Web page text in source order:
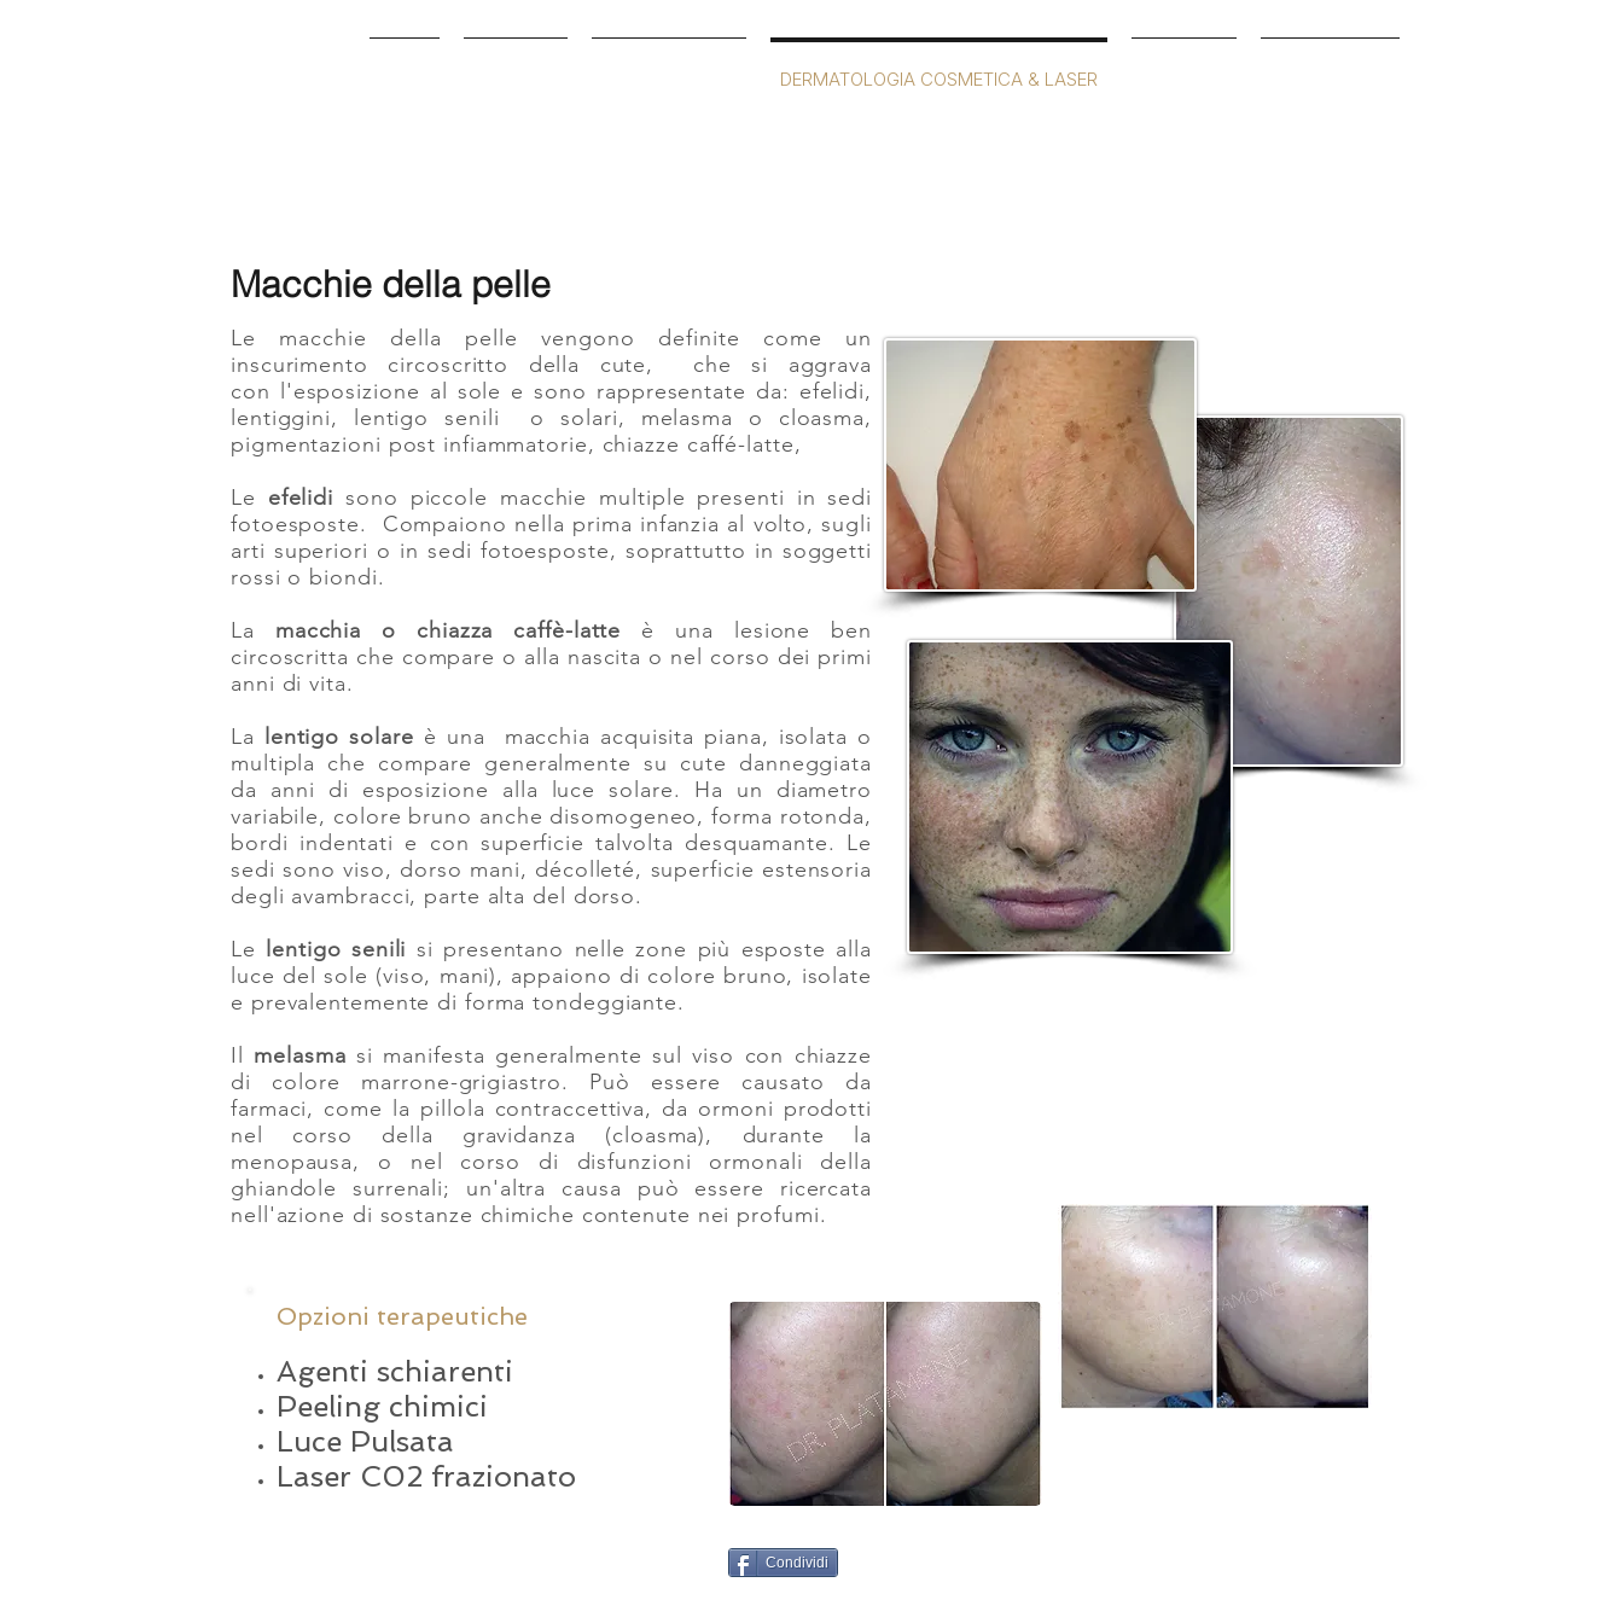
DERMATOLOGIA COSMETICA & LASER
Macchie della pelle
Le macchie della pelle vengono definite come un
inscurimento circoscritto della cute, che si aggrava
con l'esposizione al sole e sono rappresentate da: efelidi,
lentiggini, lentigo senili o solari, melasma o cloasma,
pigmentazioni post infiammatorie, chiazze caffé-latte,
Le efelidi sono piccole macchie multiple presenti in sedi
fotoesposte. Compaiono nella prima infanzia al volto, sugli
arti superiori o in sedi fotoesposte, soprattutto in soggetti
rossi o biondi.
La macchia o chiazza caffè-latte è una lesione ben
circoscritta che compare o alla nascita o nel corso dei primi
anni di vita.
La
lentigo solare è una macchia acquisita piana, isolata o
multipla che compare generalmente su cute danneggiata
da anni di esposizione alla luce solare. Ha un diametro
variabile, colore bruno anche disomogeneo, forma rotonda,
bordi indentati e con superficie talvolta desquamante. Le
sedi sono viso, dorso mani, décolleté, superficie estensoria
degli avambracci, parte alta del dorso.
Le
lentigo senili si presentano nelle zone più esposte alla
luce del sole (viso, mani), appaiono di colore bruno, isolate
e prevalentemente di forma tondeggiante.
Il melasma si manifesta generalmente sul viso con chiazze
di colore marrone-grigiastro. Può essere causato da
farmaci, come la pillola contraccettiva, da ormoni prodotti
nel corso della gravidanza (cloasma), durante la
menopausa, o nel corso di disfunzioni ormonali della
ghiandole surrenali; un'altra causa può essere ricercata
nell'azione di sostanze chimiche contenute nei profumi.
Opzioni terapeutiche
Agenti schiarenti
Peeling chimici
Luce Pulsata
Laser C02 frazionato
Condividi